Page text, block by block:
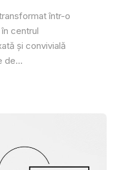
într-o
centrul
și convivială
de...